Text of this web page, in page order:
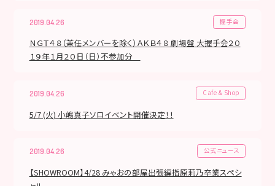
2019.04.26 握手会
ＮＧＴ４８（兼任メンバーを除く）ＡＫＢ４８ 劇場盤 大握手会２０
１９年１月２０日（日）不参加分
2019.04.26 Cafe & Shop
5/7 (火) 小嶋真子ソロイベント開催決定！！
2019.04.26 公式ニュース
【SHOWROOM】4/28 みゃおの部屋出張編指原莉乃卒業スペシ